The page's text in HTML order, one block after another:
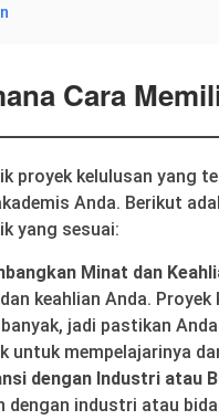
Cara
proyek kelulusan yang
Anda. Berikut
yang sesuai:
Minat dan
keahlian Anda.
jadi pastikan
untuk mempelajarinya
dengan Industri atau
dengan industri atau